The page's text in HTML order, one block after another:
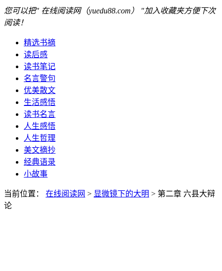
您可以把" 在线阅读网（yuedu88.com） "加入收藏夹方便下次
阅读！
精选书摘
读后感
读书笔记
名言警句
优美散文
生活感悟
读书名言
人生感悟
人生哲理
美文摘抄
经典语录
小故事
当前位置： 在线阅读网 > 显微镜下的大明 > 第二章 六县大辩
论